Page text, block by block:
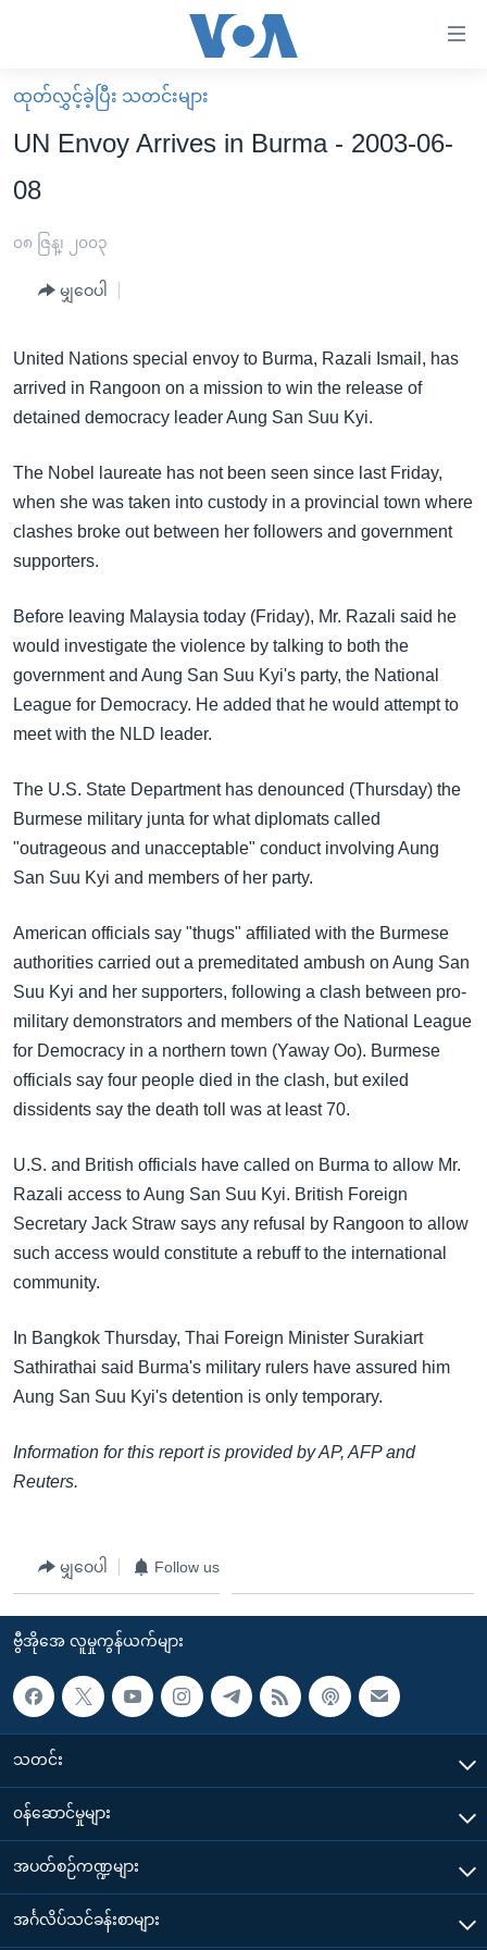
လွယ်ကူ
စေ
သည့်
များ
ပင်မ
ညွန်း
စာမျက်နှာ
ကျော်
ကြည့်
ရန်
ရှာဖွေ
ရန်
သို့
ကျော်
ရန်
မူလစာမျက်နှာ
မြန်မာ
ကမ္ဘာ့သတင်းများ
နိုင်ငံတကာ
အစ္စရေး-ပါလက်စတိုင်း
ဗွီဒီယို
ရပ်ဝန်းတခု လမ်းတခု အလွန်
အင်္ဂလိပ်စာလေ့လာမယ်
အမေရိကန်သုံးအီဒီယံ
မကြေးမုံရဲ့ အင်္ဂလိပ်စာ
ရုပ်ရှင်ထဲက အင်္ဂလိပ်စာ
သုတပဒေသာ အင်္ဂလိပ်စာ
အပတ်စဉ်ကဏ္ဍများ
ရေဒီယို
တီဗွီ
ရေဒီယိုနှင့်ရုပ်သံ အချက်အလက်များ
ရေဒီယို/တီဗွီအစီအစဉ်
Learning English
ဘာသာစကားများ
ထုတ်လွှင့်ခဲ့ပြီး သတင်းများ
UN Envoy Arrives in Burma - 2003-06-
08
၀၈ ဇြန္၊ ၂၀၀၃
မျှဝေပါ
United Nations special envoy to Burma, Razali Ismail, has
arrived in Rangoon on a mission to win the release of
detained democracy leader Aung San Suu Kyi.
The Nobel laureate has not been seen since last Friday,
when she was taken into custody in a provincial town where
clashes broke out between her followers and government
supporters.
Before leaving Malaysia today (Friday), Mr. Razali said he
would investigate the violence by talking to both the
government and Aung San Suu Kyi's party, the National
League for Democracy. He added that he would attempt to
meet with the NLD leader.
The U.S. State Department has denounced (Thursday) the
Burmese military junta for what diplomats called
"outrageous and unacceptable" conduct involving Aung
San Suu Kyi and members of her party.
American officials say "thugs" affiliated with the Burmese
authorities carried out a premeditated ambush on Aung San
Suu Kyi and her supporters, following a clash between pro-
military demonstrators and members of the National League
for Democracy in a northern town (Yaway Oo). Burmese
officials say four people died in the clash, but exiled
dissidents say the death toll was at least 70.
U.S. and British officials have called on Burma to allow Mr.
Razali access to Aung San Suu Kyi. British Foreign
Secretary Jack Straw says any refusal by Rangoon to allow
such access would constitute a rebuff to the international
community.
In Bangkok Thursday, Thai Foreign Minister Surakiart
Sathirathai said Burma's military rulers have assured him
Aung San Suu Kyi's detention is only temporary.
Information for this report is provided by AP, AFP and
Reuters.
မျှဝေပါ Follow us
ဗွီအိုအေ လူမှုကွန်ယက်များ
သတင်း
၀န်ဆောင်မှုများ
အပတ်စဉ်ကဏ္ဍများ
အင်္ဂလိပ်သင်ခန်းစာများ